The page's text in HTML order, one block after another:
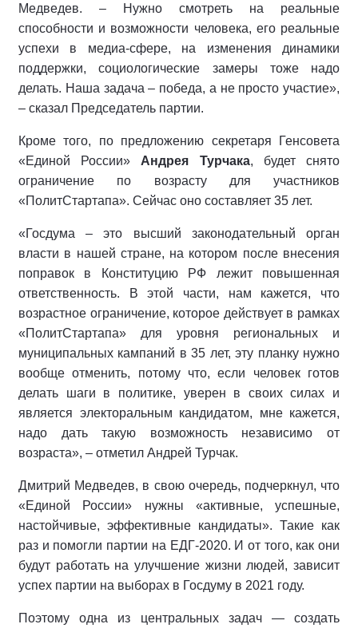
Медведев. – Нужно смотреть на реальные
способности и возможности человека, его реальные
успехи в медиа-сфере, на изменения динамики
поддержки, социологические замеры тоже надо
делать. Наша задача – победа, а не просто участие»,
– сказал Председатель партии.
Кроме того, по предложению секретаря Генсовета
«Единой России» Андрея Турчака, будет снято
ограничение по возрасту для участников
«ПолитСтартапа». Сейчас оно составляет 35 лет.
«Госдума – это высший законодательный орган
власти в нашей стране, на котором после внесения
поправок в Конституцию РФ лежит повышенная
ответственность. В этой части, нам кажется, что
возрастное ограничение, которое действует в рамках
«ПолитСтартапа» для уровня региональных и
муниципальных кампаний в 35 лет, эту планку нужно
вообще отменить, потому что, если человек готов
делать шаги в политике, уверен в своих силах и
является электоральным кандидатом, мне кажется,
надо дать такую возможность независимо от
возраста», – отметил Андрей Турчак.
Дмитрий Медведев, в свою очередь, подчеркнул, что
«Единой России» нужны «активные, успешные,
настойчивые, эффективные кандидаты». Такие как
раз и помогли партии на ЕДГ-2020. И от того, как они
будут работать на улучшение жизни людей, зависит
успех партии на выборах в Госдуму в 2021 году.
Поэтому одна из центральных задач — создать